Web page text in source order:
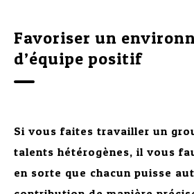
Favoriser un
d’équipe positif
Si vous faites travailler un
talents hétérogènes, il vous
en sorte que chacun puisse